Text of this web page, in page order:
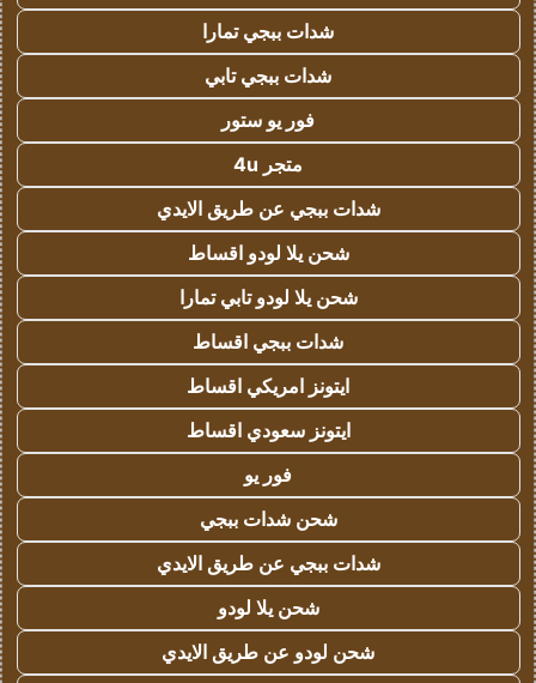
شدات ببجي تمارا
شدات ببجي تابي
فور يو ستور
متجر 4u
شدات ببجي عن طريق الايدي
شحن يلا لودو اقساط
شحن يلا لودو تابي تمارا
شدات ببجي اقساط
ايتونز امريكي اقساط
ايتونز سعودي اقساط
فور يو
شحن شدات ببجي
شدات ببجي عن طريق الايدي
شحن يلا لودو
شحن لودو عن طريق الايدي